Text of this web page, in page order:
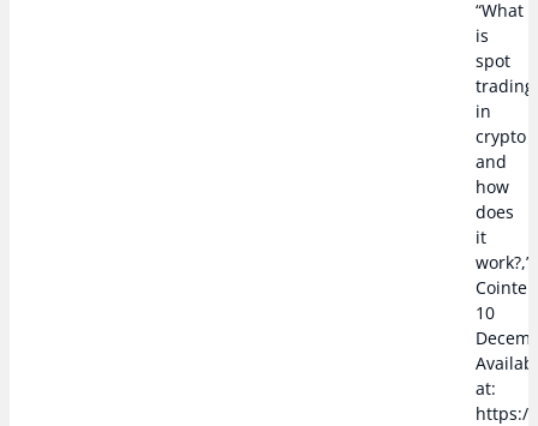
“What
is
spot
trading
in
crypto
and
how
does
it
work?,”
10
at:
https://